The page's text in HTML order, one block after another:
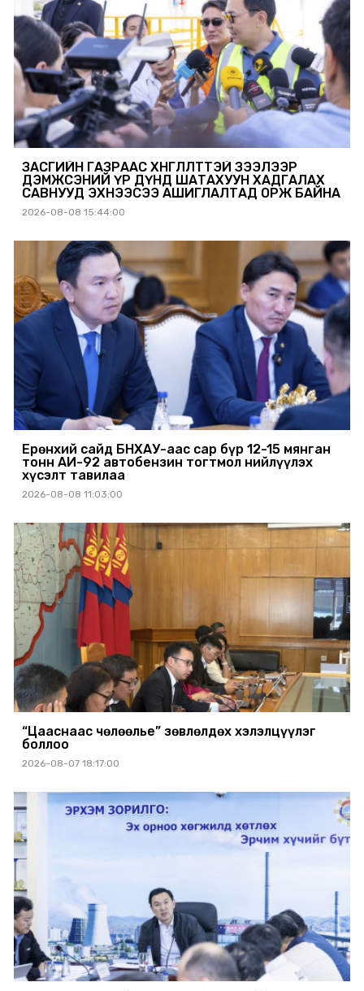
ЗАСГИЙН ГАЗРААС ХӨНГӨЛӨЛТТЭЙ ЗЭЭЛЭЭР
ДЭМЖСЭНИЙ ҮР ДҮНД ШАТАХУУН ХАДГАЛАХ
САВНУУД ЭХНЭЭСЭЭ АШИГЛАЛТАД ОРЖ БАЙНА
2026-08-08 15:44:00
Ерөнхий сайд БНХАУ-аас сар бүр 12-15 мянган
тонн АИ-92 автобензин тогтмол нийлүүлэх
хүсэлт тавилаа
2026-08-08 11:03:00
“Цааснаас чөлөөлье” зөвлөлдөх хэлэлцүүлэг
боллоо
2026-08-07 18:17:00